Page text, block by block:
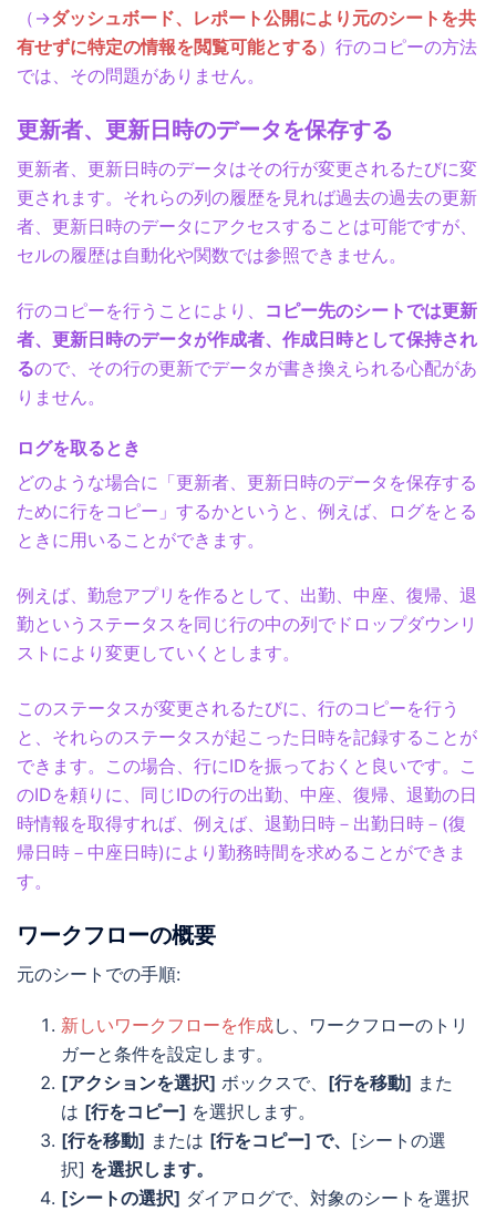
（→ダッシュボード、レポート公開により元のシートを共
有せずに特定の情報を閲覧可能とする）行のコピーの方法
では、その問題がありません。
更新者、更新日時のデータを保存する
更新者、更新日時のデータはその行が変更されるたびに変
更されます。それらの列の履歴を見れば過去の過去の更新
者、更新日時のデータにアクセスすることは可能ですが、
セルの履歴は自動化や関数では参照できません。
行のコピーを行うことにより、 コピー先のシートでは更新
者、更新日時のデータが作成者、作成日時として保持され
るので、その行の更新でデータが書き換えられる心配があ
りません。
ログを取るとき
どのような場合に「更新者、更新日時のデータを保存する
ために行をコピー」するかというと、例えば、ログをとる
ときに用いることができます。
例えば、勤怠アプリを作るとして、出勤、中座、復帰、退
勤というステータスを同じ行の中の列でドロップダウンリ
ストにより変更していくとします。
このステータスが変更されるたびに、行のコピーを行う
と、それらのステータスが起こった日時を記録することが
できます。この場合、行にIDを振っておくと良いです。こ
のIDを頼りに、同じIDの行の出勤、中座、復帰、退勤の日
時情報を取得すれば、例えば、退勤日時－出勤日時－(復
帰日時－中座日時)により勤務時間を求めることができま
す。
ワークフローの概要
元のシートでの手順:
新しいワークフローを作成し、ワークフローのトリ
ガーと条件を設定します。
[アクションを選択] ボックスで、 [行を移動] また
は [行をコピー] を選択します。
[行を移動] または [行をコピー] で、 [シートの選
択] を選択します。
[シートの選択] ダイアログで、対象のシートを選択